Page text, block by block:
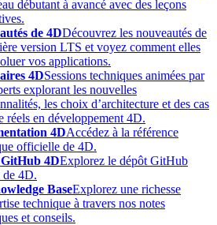
débutant à avancé avec des leçons
de 4DDécouvrez les nouveautés de
version LTS et voyez comment elles
vos applications.
4DSessions techniques animées par
explorant les nouvelles
les choix d’architecture et des cas
réels en développement 4D.
4DAccédez à la référence
officielle de 4D.
4DExplorez le dépôt GitHub
4D.
BaseExplorez une richesse
technique à travers nos notes
et conseils.